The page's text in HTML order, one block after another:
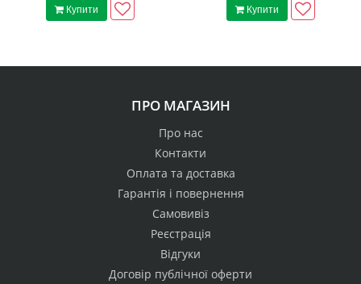
Купити Купити
ПРО МАГАЗИН
Про нас
Контакти
Оплата та доставка
Гарантія і повернення
Самовивіз
Реєстрація
Відгуки
Договір публічної оферти